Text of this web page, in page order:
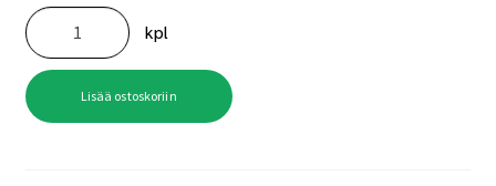
Ruuvauskärkisarja
43
Osaa
Pro
määrä
kpl
Lisää ostoskoriin